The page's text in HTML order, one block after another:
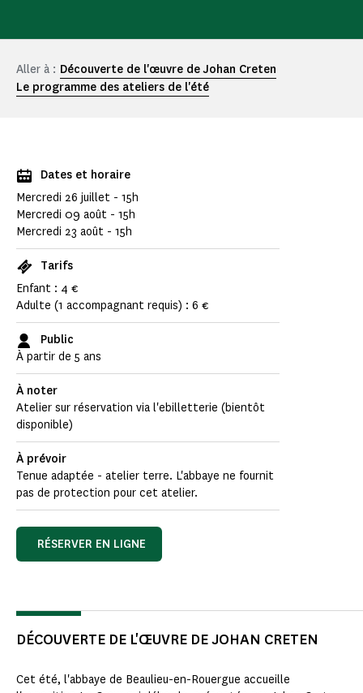
Aller à : Découverte de l'œuvre de Johan Creten
Le programme des ateliers de l'été
Dates et horaire
Mercredi 26 juillet - 15h
Mercredi 09 août - 15h
Mercredi 23 août - 15h
Tarifs
Enfant : 4 €
Adulte (1 accompagnant requis) : 6 €
Public
À partir de 5 ans
À noter
Atelier sur réservation via l'ebilletterie (bientôt
disponible)
À prévoir
Tenue adaptée - atelier terre. L'abbaye ne fournit
pas de protection pour cet atelier.
RÉSERVER EN LIGNE
DÉCOUVERTE DE L'ŒUVRE DE JOHAN CRETEN
Cet été, l'abbaye de Beaulieu-en-Rouergue accueille